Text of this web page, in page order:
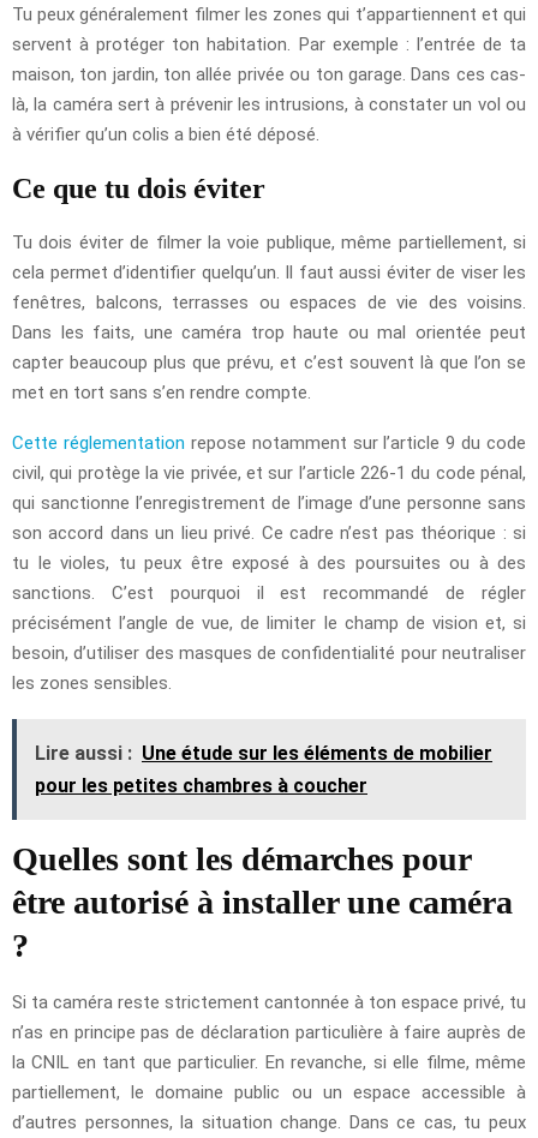
Tu peux généralement filmer les zones qui t’appartiennent et qui
servent à protéger ton habitation. Par exemple : l’entrée de ta
maison, ton jardin, ton allée privée ou ton garage. Dans ces cas-
là, la caméra sert à prévenir les intrusions, à constater un vol ou
à vérifier qu’un colis a bien été déposé.
Ce que tu dois éviter
Tu dois éviter de filmer la voie publique, même partiellement, si
cela permet d’identifier quelqu’un. Il faut aussi éviter de viser les
fenêtres, balcons, terrasses ou espaces de vie des voisins.
Dans les faits, une caméra trop haute ou mal orientée peut
capter beaucoup plus que prévu, et c’est souvent là que l’on se
met en tort sans s’en rendre compte.
Cette réglementation repose notamment sur l’article 9 du code
civil, qui protège la vie privée, et sur l’article 226-1 du code pénal,
qui sanctionne l’enregistrement de l’image d’une personne sans
son accord dans un lieu privé. Ce cadre n’est pas théorique : si
tu le violes, tu peux être exposé à des poursuites ou à des
sanctions. C’est pourquoi il est recommandé de régler
précisément l’angle de vue, de limiter le champ de vision et, si
besoin, d’utiliser des masques de confidentialité pour neutraliser
les zones sensibles.
Lire aussi : Une étude sur les éléments de mobilier
pour les petites chambres à coucher
Quelles sont les démarches pour
être autorisé à installer une caméra
?
Si ta caméra reste strictement cantonnée à ton espace privé, tu
n’as en principe pas de déclaration particulière à faire auprès de
la CNIL en tant que particulier. En revanche, si elle filme, même
partiellement, le domaine public ou un espace accessible à
d’autres personnes, la situation change. Dans ce cas, tu peux